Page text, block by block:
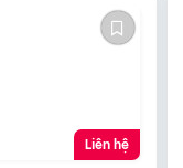
Liên hệ